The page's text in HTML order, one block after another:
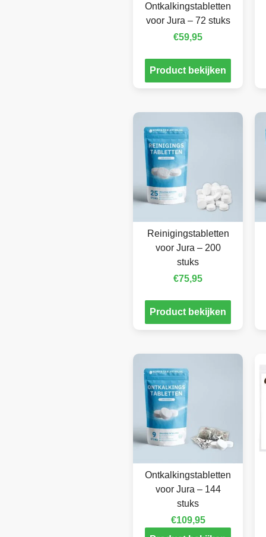
Ontkalkingstabletten
voor Jura – 72 stuks
€59,95
Product bekijken
Reinigingstabletten
voor Jura – 200
stuks
€75,95
Product bekijken
Ontkalkingstabletten
voor Jura – 144
stuks
€109,95